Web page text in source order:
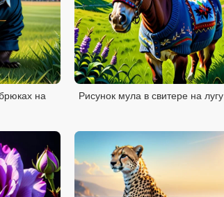
на
Рисунок мула в свитере на лугу